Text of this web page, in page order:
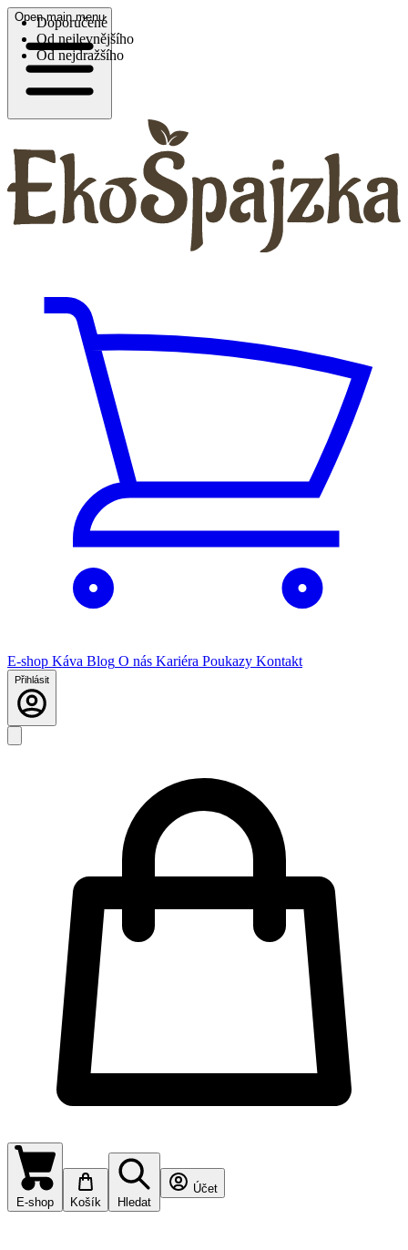
Open main menu
E-shop Káva Blog O nás Kariéra Poukazy Kontakt
Přihlásit
E-shop Košík Hledat
Účet
Doporučené
Od nejlevnějšího
Od nejdražšího